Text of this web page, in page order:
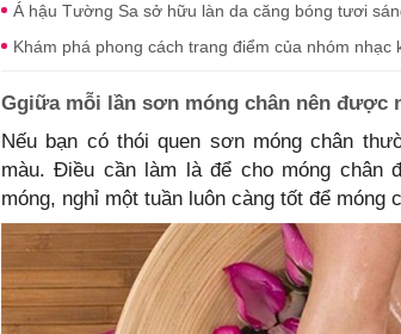
Á hậu Tường Sa sở hữu làn da căng bóng tươi
Khám phá phong cách trang điểm của nhóm nhạc
Ggiữa mỗi lần sơn móng chân nên được
Nếu bạn có thói quen sơn móng chân
màu. Điều cần làm là để cho móng
móng, nghỉ một tuần luôn càng tốt để móng